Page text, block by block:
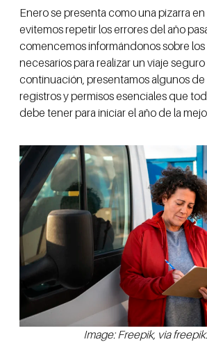
Enero se presenta como una pizarra
evitemos repetir los errores del año
comencemos informándonos sobre
necesarios para realizar un viaje
continuación, presentamos algunos
registros y permisos esenciales que
debe tener para iniciar el año de la
Image: Freepik, via